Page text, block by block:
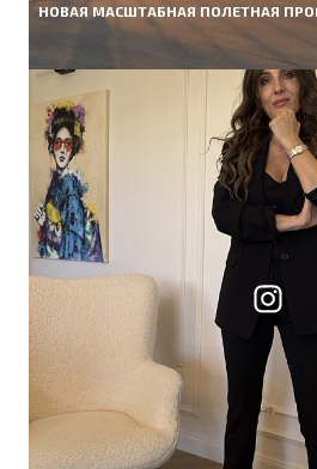
НОВАЯ МАСШТАБНАЯ ПОЛЕТНАЯ